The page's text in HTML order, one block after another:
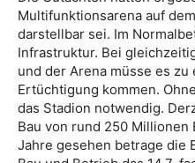
Multifunktionsarena auf
darstellbar sei. Im
Infrastruktur. Bei
und der Arena müsse es
Ertüchtigung kommen.
das Stadion notwendig.
Bau von rund 250
Jahre gesehen betrage